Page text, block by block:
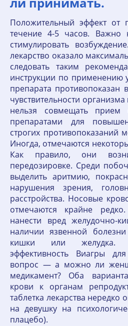
Положительный эффект от
течение 4-5 часов. Важно
стимулировать
лекарство оказало
следовать таким
инструкции по применению
препарата
чувствительности
нельзя совмещать прием
препаратами для
строгих противопоказаний
Иногда, отмечаются
Как правило, они
передозировке. Среди
выделить аритмию,
нарушения зрения,
расстройства. Носовые
отмечаются крайне
нанести вред желудочно-
наличии язвенной болезни
кишки или желудка.
эффективность Виагры
вопрос — а можно ли
медикамент? Оба
крови к органам
таблетка лекарства нередко
на девушку на
плацебо).